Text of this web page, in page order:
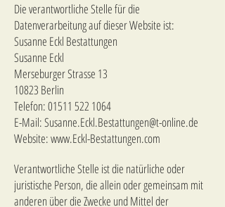
Die verantwortliche Stelle für die
Datenverarbeitung auf dieser Website ist:
Susanne Eckl Bestattungen
Susanne Eckl
Merseburger Strasse 13
10823 Berlin
Telefon:01511 522 1064
E-Mail: Susanne.Eckl.Bestattungen@t-online.de
Website:www.Eckl-Bestattungen.com
Verantwortliche Stelle ist die natürliche oder
juristische Person, die allein oder gemeinsam mit
anderen über die Zwecke und Mittel der